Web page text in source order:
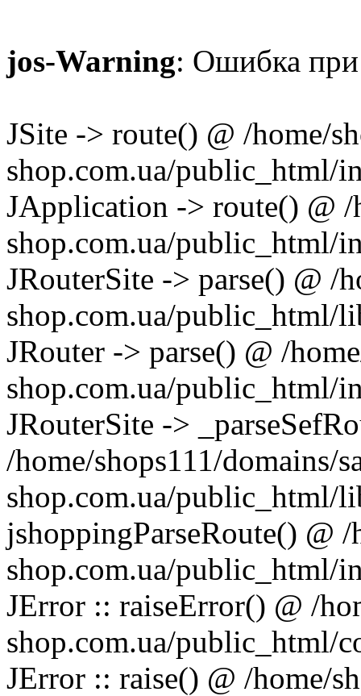
jos-Warning: Ошибка при
JSite -> route() @ /home/
shop.com.ua/public_html/
JApplication -> route() @ /
shop.com.ua/public_html/
JRouterSite -> parse() @ /
shop.com.ua/public_html/
JRouter -> parse() @ /
shop.com.ua/public_html/
JRouterSite ->
/home/shops111/domains/
shop.com.ua/public_html/
jshoppingParseRoute() @ /
shop.com.ua/public_html/
JError :: raiseError() @ /
shop.com.ua/public_html/
JError :: raise() @ /home/